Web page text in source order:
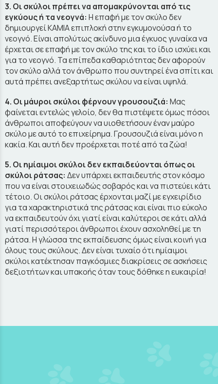
3. Οι σκύλοι πρέπει να απομακρύνονται από τις
εγκύους ή τα νεογνά: Η επαφή με τον σκύλο δεν
δημιουργεί ΚΑΜΙΑ επιπλοκή στην εγκυμονούσα ή το
νεογνό. Είναι απολύτως ακίνδυνο μια έγκυος γυναίκα να
έρχεται σε επαφή με τον σκύλο της και το ίδιο ισχύει και
για το νεογνό. Τα επίπεδα καθαριότητας δεν αφορούν
τον σκύλο αλλά τον άνθρωπο που συντηρεί ένα σπίτι και
αυτά πρέπει ανεξαρτήτως σκύλου να είναι υψηλά.
4. Οι μάυροι σκύλοι φέρνουν γρουσουζιά: Μας
φαίνεται εντελώς γελοίο, δεν θα πιστέψετε όμως πόσοι
άνθρωποι αποφεύγουν να υιοθετήσουν έναν μαύρο
σκύλο με αυτό το επιχείρημα. Γρουσουζιά είναι μόνο η
κακία. Και αυτή δεν προέρχεται ποτέ από τα ζώα!
5. Οι ημίαιμοι σκύλοι δεν εκπαιδεύονται όπως οι
σκύλοι ράτσας: Δεν υπάρχει εκπαιδευτής στον κόσμο
που να είναι στοιχειωδώς σοβαρός και να πιστεύει κάτι
τέτοιο. Οι σκύλοι ράτσας έρχονται μαζί με εγχειρίδιο
για τα χαρακτηριστικά της ράτσας και είναι πιο εύκολο
να εκπαιδευτούν όχι γιατί είναι καλύτεροι σε κάτι αλλά
γιατί περισσότεροι άνθρωποι έχουν ασχοληθεί με τη
ράτσα. Η γλώσσα της εκπαίδευσης όμως είναι κοινή για
όλους τους σκύλους. Δεν είναι τυχαίο ότι ημίαιμοι
σκύλοι κατέκτησαν παγκόσμιες διακρίσεις σε ασκήσεις
δεξιοτήτων και υπακοής όταν τους δόθηκε η ευκαιρία!